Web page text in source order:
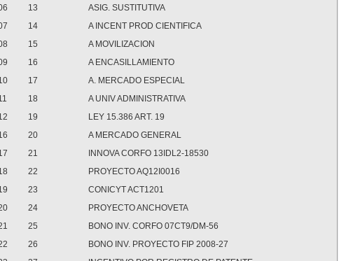
13
ASIG. SUSTITUTIVA
14
A INCENT PROD CIENTIFICA
15
A MOVILIZACION
16
A ENCASILLAMIENTO
17
A. MERCADO ESPECIAL
18
A UNIV ADMINISTRATIVA
19
LEY 15.386 ART. 19
20
A MERCADO GENERAL
21
INNOVA CORFO 13IDL2-18530
22
PROYECTO AQ12I0016
23
CONICYT ACT1201
24
PROYECTO ANCHOVETA
25
BONO INV. CORFO 07CT9/DM-56
26
BONO INV. PROYECTO FIP 2008-27